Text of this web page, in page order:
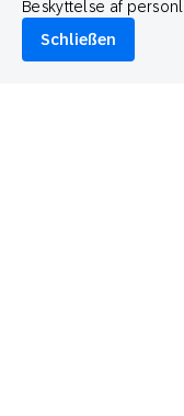
Beskyttelse af
Schließen